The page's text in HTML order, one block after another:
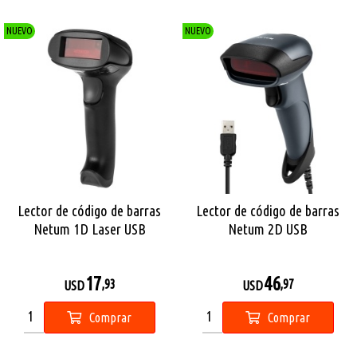
NUEVO
Lector de código de barras
Netum 1D Laser USB
USD17,93
Comprar
NUEVO
Lector de código de barras
Netum 2D USB
USD46,97
Comprar